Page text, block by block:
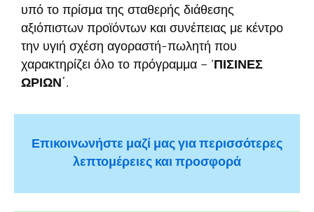
υπό το πρίσμα της σταθερής διάθεσης
αξιόπιστων προϊόντων και συνέπειας με κέντρο
την υγιή σχέση αγοραστή-πωλητή που
χαρακτηρίζει όλο το πρόγραμμα – ‘ΠΙΣΙΝΕΣ
ΩΡΙΩΝ΄.
Επικοινωνήστε μαζί μας για περισσότερες
λεπτομέρειες και προσφορά